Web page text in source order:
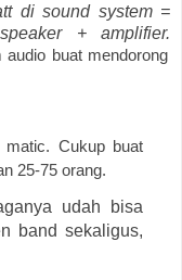
di sound system =
+ amplifier.
buat mendorong
Cukup buat
25-75 orang.
udah bisa
band sekaligus,